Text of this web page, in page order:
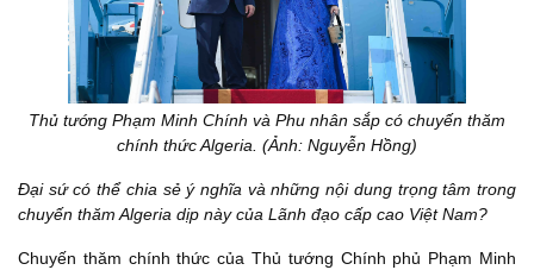
Thủ tướng Phạm Minh Chính và Phu nhân sắp có chuyến thăm
chính thức Algeria. (Ảnh: Nguyễn Hồng)
Đại sứ có thể chia sẻ ý nghĩa và những nội dung trọng tâm trong
chuyến thăm Algeria dịp này của Lãnh đạo cấp cao Việt Nam?
Chuyến thăm chính thức của Thủ tướng Chính phủ Phạm Minh